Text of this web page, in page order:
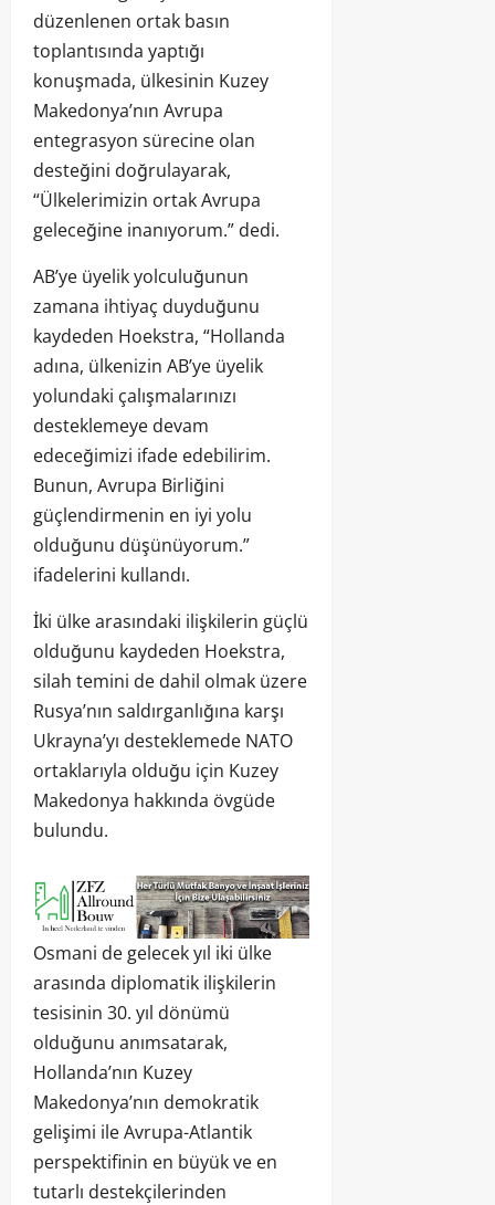
düzenlenen ortak basın
toplantısında yaptığı
konuşmada, ülkesinin Kuzey
Makedonya’nın Avrupa
entegrasyon sürecine olan
desteğini doğrulayarak,
“Ülkelerimizin ortak Avrupa
geleceğine inanıyorum.” dedi.
AB’ye üyelik yolculuğunun
zamana ihtiyaç duyduğunu
kaydeden Hoekstra, “Hollanda
adına, ülkenizin AB’ye üyelik
yolundaki çalışmalarınızı
desteklemeye devam
edeceğimizi ifade edebilirim.
Bunun, Avrupa Birliğini
güçlendirmenin en iyi yolu
olduğunu düşünüyorum.”
ifadelerini kullandı.
İki ülke arasındaki ilişkilerin güçlü
olduğunu kaydeden Hoekstra,
silah temini de dahil olmak üzere
Rusya’nın saldırganlığına karşı
Ukrayna’yı desteklemede NATO
ortaklarıyla olduğu için Kuzey
Makedonya hakkında övgüde
bulundu.
Osmani de gelecek yıl iki ülke
arasında diplomatik ilişkilerin
tesisinin 30. yıl dönümü
olduğunu anımsatarak,
Hollanda’nın Kuzey
Makedonya’nın demokratik
gelişimi ile Avrupa-Atlantik
perspektifinin en büyük ve en
tutarlı destekçilerinden